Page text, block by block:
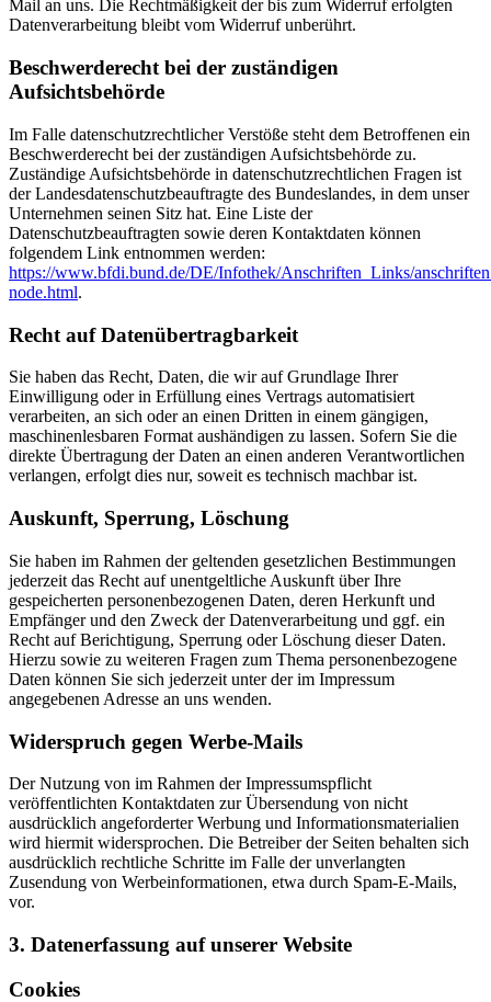
Mail an uns. Die Rechtmäßigkeit der bis zum Widerruf erfolgten
Datenverarbeitung bleibt vom Widerruf unberührt.
Beschwerderecht bei der zuständigen
Aufsichtsbehörde
Im Falle datenschutzrechtlicher Verstöße steht dem Betroffenen ein
Beschwerderecht bei der zuständigen Aufsichtsbehörde zu.
Zuständige Aufsichtsbehörde in datenschutzrechtlichen Fragen ist
der Landesdatenschutzbeauftragte des Bundeslandes, in dem unser
Unternehmen seinen Sitz hat. Eine Liste der
Datenschutzbeauftragten sowie deren Kontaktdaten können
folgendem Link entnommen werden:
https://www.bfdi.bund.de/DE/Infothek/Anschriften_Links/
node.html.
Recht auf Datenübertragbarkeit
Sie haben das Recht, Daten, die wir auf Grundlage Ihrer
Einwilligung oder in Erfüllung eines Vertrags automatisiert
verarbeiten, an sich oder an einen Dritten in einem gängigen,
maschinenlesbaren Format aushändigen zu lassen. Sofern Sie die
direkte Übertragung der Daten an einen anderen Verantwortlichen
verlangen, erfolgt dies nur, soweit es technisch machbar ist.
Auskunft, Sperrung, Löschung
Sie haben im Rahmen der geltenden gesetzlichen Bestimmungen
jederzeit das Recht auf unentgeltliche Auskunft über Ihre
gespeicherten personenbezogenen Daten, deren Herkunft und
Empfänger und den Zweck der Datenverarbeitung und ggf. ein
Recht auf Berichtigung, Sperrung oder Löschung dieser Daten.
Hierzu sowie zu weiteren Fragen zum Thema personenbezogene
Daten können Sie sich jederzeit unter der im Impressum
angegebenen Adresse an uns wenden.
Widerspruch gegen Werbe-Mails
Der Nutzung von im Rahmen der Impressumspflicht
veröffentlichten Kontaktdaten zur Übersendung von nicht
ausdrücklich angeforderter Werbung und Informationsmaterialien
wird hiermit widersprochen. Die Betreiber der Seiten behalten sich
ausdrücklich rechtliche Schritte im Falle der unverlangten
Zusendung von Werbeinformationen, etwa durch Spam-E-Mails,
vor.
3. Datenerfassung auf unserer Website
Cookies